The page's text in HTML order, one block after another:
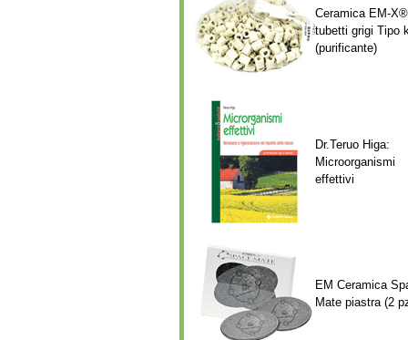
Ceramica EM-X®
tubetti grigi Tipo
(purificante)
Dr.Teruo Higa:
Microorganismi
effettivi
EM Ceramica
Mate piastra (2